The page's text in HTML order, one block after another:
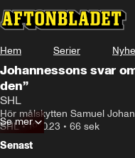
Hem Serier
Johannessons svar
den”
SHL
Hör målskytten Samuel
SHL•19.10.23 • 66 sek
Se mer
Senast